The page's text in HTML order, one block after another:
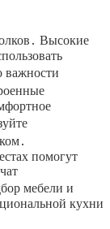
Высокие
важности
помогут
мебели и
кухни